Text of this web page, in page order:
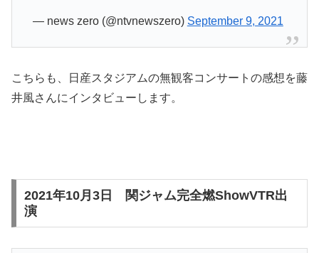
— news zero (@ntvnewszero) September 9, 2021
こちらも、日産スタジアムの無観客コンサートの感想を藤
井風さんにインタビューします。
2021年10月3日 関ジャム完全燃ShowVTR出
演